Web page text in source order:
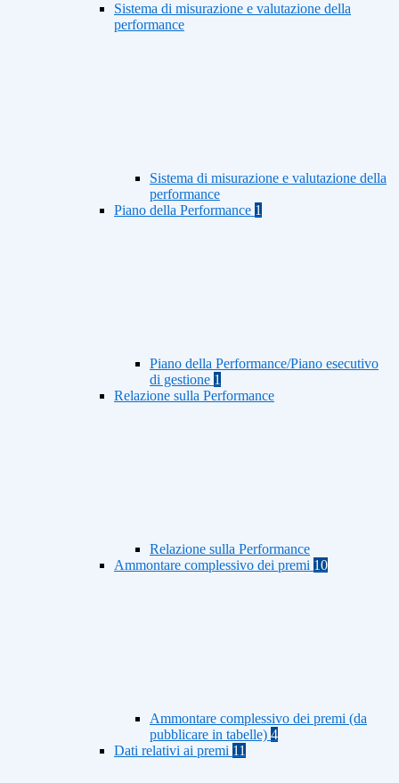
Sistema di misurazione e valutazione della
performance
Sistema di misurazione e valutazione della
performance
Piano della Performance 1
Piano della Performance/Piano esecutivo
di gestione 1
Relazione sulla Performance
Relazione sulla Performance
Ammontare complessivo dei premi 10
Ammontare complessivo dei premi (da
pubblicare in tabelle) 4
Dati relativi ai premi 11